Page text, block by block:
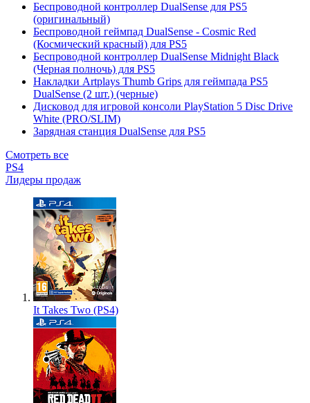
Беспроводной контроллер DualSense для PS5
(оригинальный)
Беспроводной геймпад DualSense - Cosmic Red
(Космический красный) для PS5
Беспроводной контроллер DualSense Midnight Black
(Черная полночь) для PS5
Накладки Artplays Thumb Grips для геймпада PS5
DualSense (2 шт.) (черные)
Дисковод для игровой консоли PlayStation 5 Disc Drive
White (PRO/SLIM)
Зарядная станция DualSense для PS5
Смотреть все
PS4
Лидеры продаж
It Takes Two (PS4)